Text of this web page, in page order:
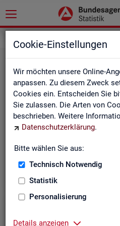
Cookie-Einstellungen
Wir möchten unsere Online-
anpassen. Zu diesem Zweck
Cookies ein. Entscheiden Sie
Sie zulassen. Die Arten von
beschrieben. Weitere
Datenschutzerklärung.
Bitte wählen Sie aus:
Technisch Notwendig
Statistik
Personalisierung
Details anzeigen
Ge­set­ze und
Die Gesetze und
Statistik der BA zugrunde